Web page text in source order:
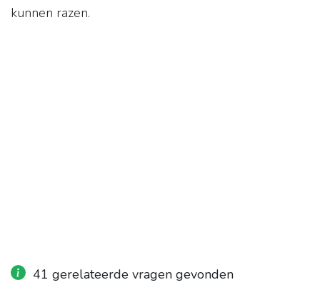
kunnen razen.
41 gerelateerde vragen gevonden